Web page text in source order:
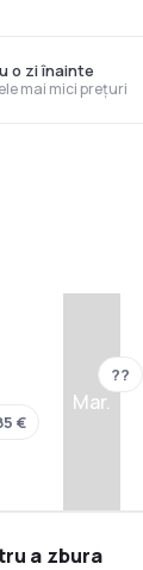
mai mici prețuri
o zi înainte
€
Mar.
??
a zbura